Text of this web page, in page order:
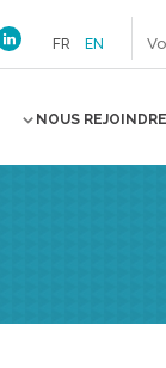
FR EN
NOUS REJOINDRE